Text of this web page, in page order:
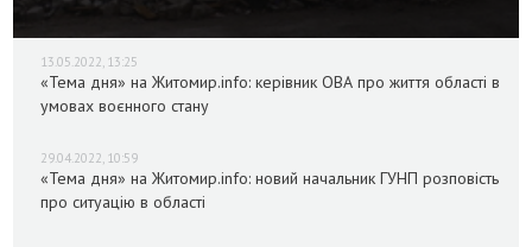
13.05.2022, 13:25
«Тема дня» на Житомир.info: керівник ОВА про життя області в
умовах воєнного стану
29.04.2022, 10:59
«Тема дня» на Житомир.info: новий начальник ГУНП розповість
про ситуацію в області